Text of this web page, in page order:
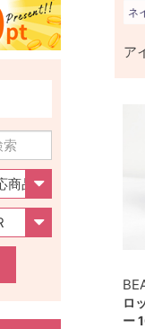
ネ
ア
ロ
ー